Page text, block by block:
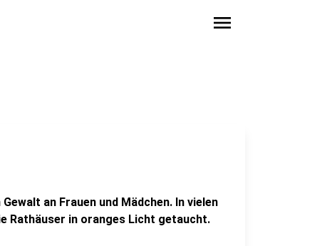
menu
an Frauen und Mädchen. In vielen
Rathäuser in oranges Licht getaucht.